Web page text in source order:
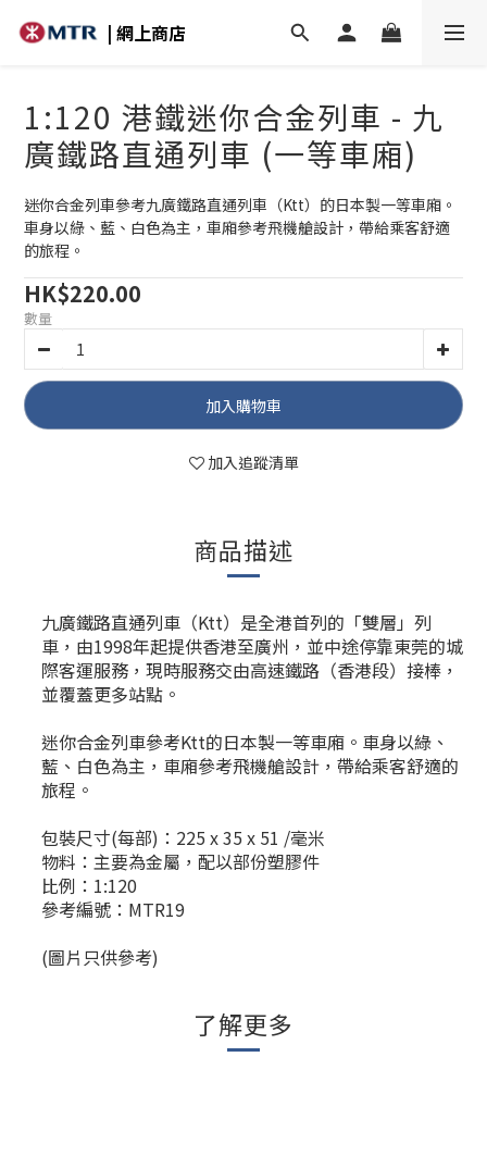
| 網上商店
1:120 港鐵迷你合金列車 - 九
廣鐵路直通列車 (一等車廂)
迷你合金列車參考九廣鐵路直通列車（Ktt）的日本製一等車廂。
車身以綠、藍、白色為主，車廂參考飛機艙設計，帶給乘客舒適
的旅程。
HK$220.00
數量
加入購物車
加入追蹤清單
商品描述
九廣鐵路直通列車（Ktt）是全港首列的「雙層」列
車，由1998年起提供香港至廣州，並中途停靠東莞的城
際客運服務，現時服務交由高速鐵路（香港段）接棒，
並覆蓋更多站點。
迷你合金列車參考Ktt的日本製一等車廂。車身以綠、
藍、白色為主，車廂參考飛機艙設計，帶給乘客舒適的
旅程。
包裝尺寸(每部)：225 x 35 x 51 /毫米
物料：主要為金屬，配以部份塑膠件
比例：1:120
參考編號：MTR19
(圖片只供參考)
了解更多